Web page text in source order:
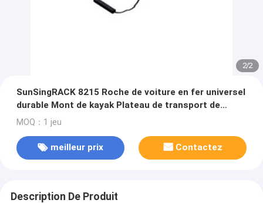
2/2
SunSingRACK 8215 Roche de voiture en fer universel
durable Mont de kayak Plateau de transport de
haute performance 4x4 Accessoires
MOQ：1 jeu
meilleur prix Contactez
Description De Produit